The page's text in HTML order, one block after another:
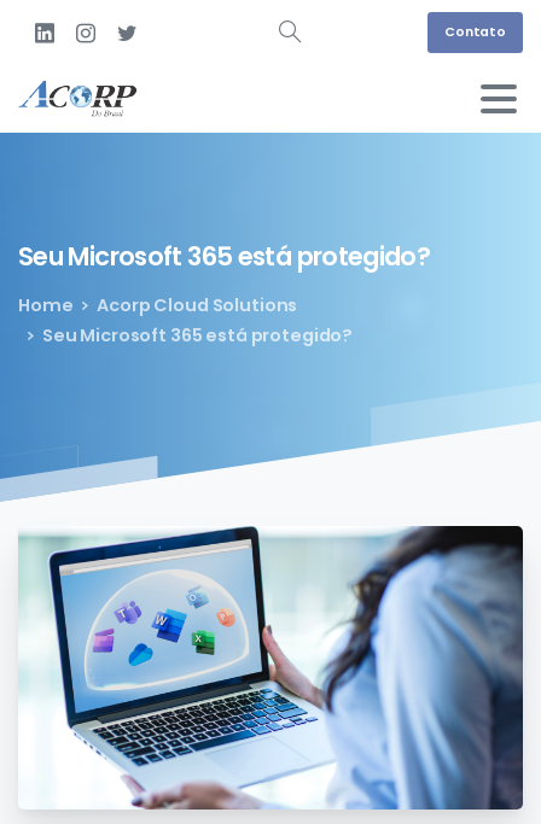
Contato
SeuMicrosoft 365está protegido?
Home
Acorp Cloud Solutions
Seu Microsoft 365 está protegido?